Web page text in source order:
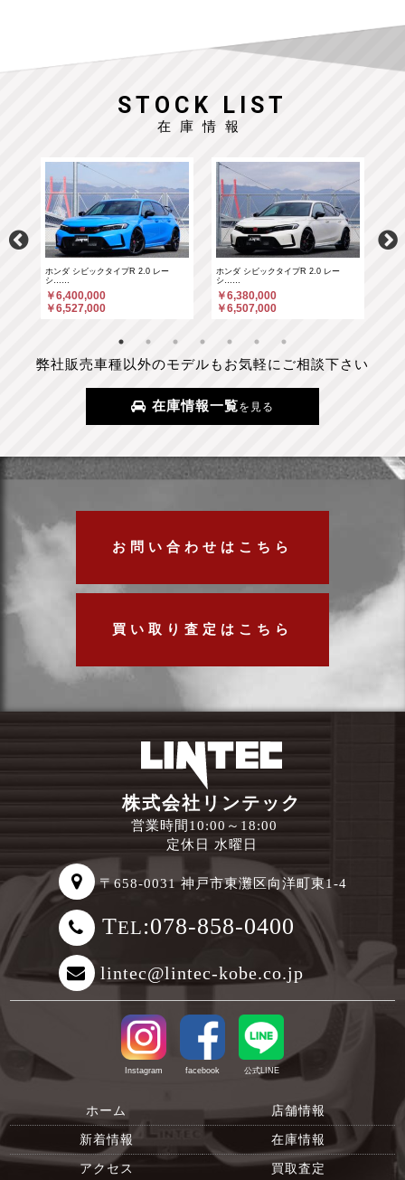
STOCK LIST
在庫情報
ホンダ シビックタイプR 2.0 レー
シ……
￥6,400,000
￥6,527,000
ホンダ シビックタイプR 2.0 レー
シ……
￥6,380,000
￥6,507,000
弊社販売車種以外のモデルもお気軽にご相談下さい
在庫情報一覧を見る
お問い合わせはこちら
買い取り査定はこちら
株式会社リンテック
営業時間10:00～18:00
定休日 水曜日
〒658-0031 神戸市東灘区向洋町東1-4
TEL:078-858-0400
lintec@lintec-kobe.co.jp
Instagram facebook 公式LINE
ホーム 店舗情報
新着情報 在庫情報
アクセス 買取査定